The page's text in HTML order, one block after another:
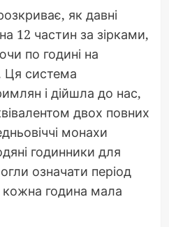
як давні
12 частин за зірками,
по годині на
Ця система
і дійшла до нас,
двох повних
монахи
годинники для
означати період
година мала